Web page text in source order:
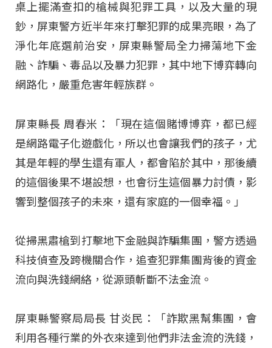
桌上擺滿查扣的槍械與犯罪工具，以及大量的現
鈔，屏東警方近半年來打擊犯罪的成果亮眼，為了
淨化年底選前治安，屏東縣警局全力掃蕩地下金
融、詐騙、毒品以及暴力犯罪，其中地下博弈轉向
網路化，嚴重危害年輕族群。
屏東縣長 周春米：「現在這個賭博博弈，都已經
是網路電子化遊戲化，所以也會讓我們的孩子，尤
其是年輕的學生還有軍人，都會陷於其中，那後續
的這個後果不堪設想，也會衍生這個暴力討債，影
響到整個孩子的未來，還有家庭的一個幸福。」
從掃黑肅槍到打擊地下金融與詐騙集團，警方透過
科技偵查及跨機關合作，追查犯罪集團背後的資金
流向與洗錢網絡，從源頭斬斷不法金流 。
屏東縣警察局局長 甘炎民：「詐欺黑幫集團，會
利用各種行業的外衣來達到他們非法金流的洗錢，